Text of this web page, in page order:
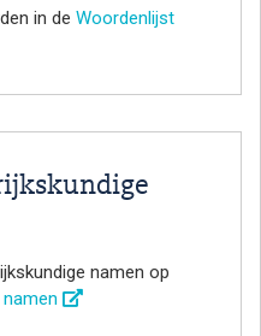
in de Woordenlijst
namen op